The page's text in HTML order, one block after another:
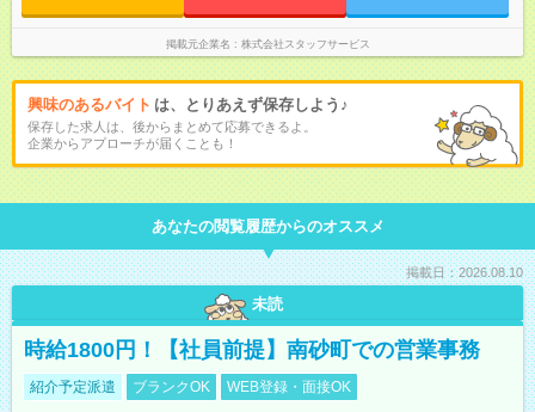
掲載元企業名 株式会社スタッフサービス
興味のあるバイト は、とりあえず保存しよう♪
保存した求人は、後からまとめて応募できるよ。
企業からアプローチが届くことも！
あなたの閲覧履歴からのオススメ
掲載日：2026.08.10
未読
時給1800円！【社員前提】南砂町での営業事務
紹介予定派遣 ブランクOK WEB登録・面接OK